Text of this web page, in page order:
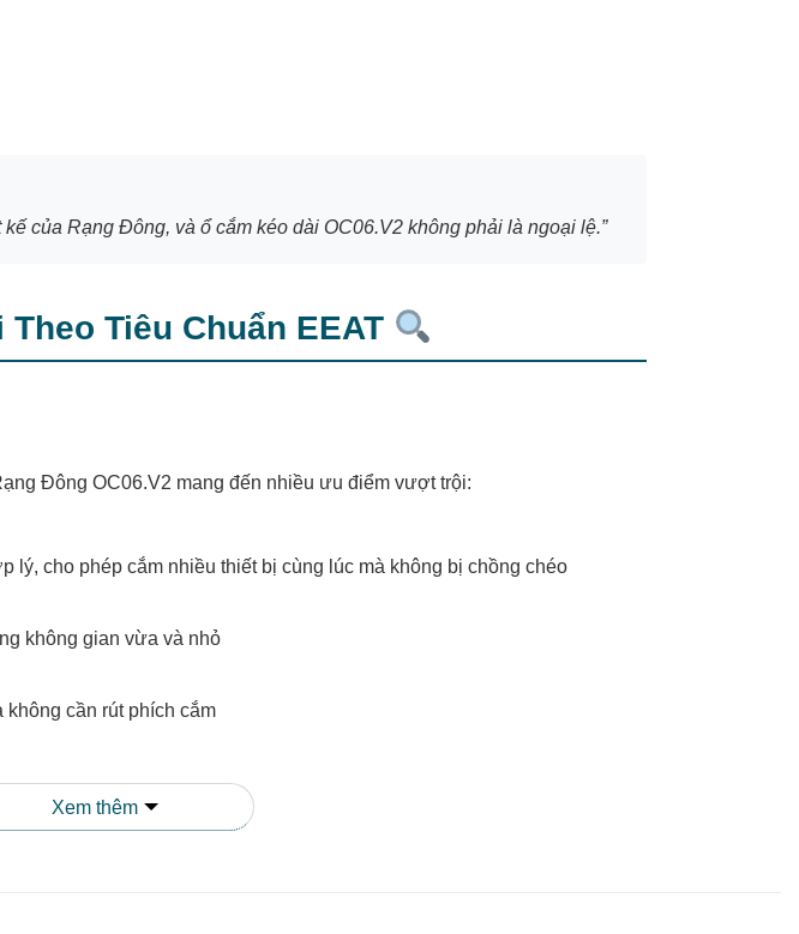
của Rạng Đông, và ổ cắm kéo dài OC06.V2 không phải là ngoại lệ.”
Tiêu Chuẩn EEAT
Đông OC06.V2 mang đến nhiều ưu điểm vượt trội:
lý, cho phép cắm nhiều thiết bị cùng lúc mà không bị chồng chéo
không gian vừa và nhỏ
không cần rút phích cắm
Xem thêm